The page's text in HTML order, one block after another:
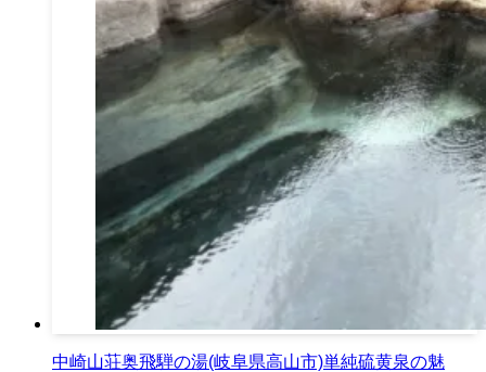
中崎山荘奥飛騨の湯(岐阜県高山市)単純硫黄泉の魅